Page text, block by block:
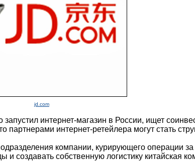
jd.com
интернет-магазин в России, ищет
партнерами интернет-ретейлера могут стать
компании, курирующего операции
и создавать собственную логистику китайская